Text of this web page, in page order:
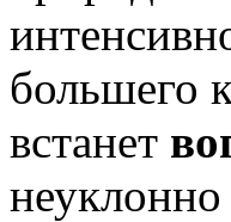
большего
встанет